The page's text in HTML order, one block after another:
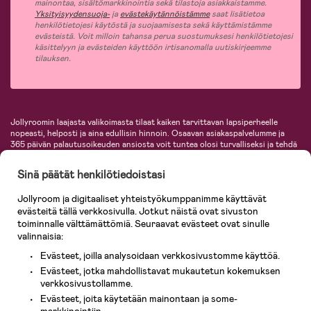
mainontaa, sisältömarkkinointia sekä tilastoja asiakkaistamme.
Yksityisyydensuoja-jaevästekäytännöistämmesaat lisätietoa
henkilötietojesi käytöstä ja suojaamisesta sekä käyttämistämme
evästeistä. Voit milloin tahansa perua suostumuksesi henkilötietojesi
käsittelyyn ja evästeiden käyttöön irtisanomalla uutiskirjeemme
tilauksen.
Jollyroomin laajasta valikoimasta tilaat kaiken tarvittavan lapsiperheelle
nopeasti, helposti ja aina edullisin hinnoin. Osaavan asiakaspalvelumme ja
365 päivän palautusoikeuden ansiosta voit tuntea olosi turvalliseksi ja tehdä
vaatteet vauvoille ja lapsille, inspiroivia sisustustuotteita lastenhuoneeseen,
lastentarvikkeita sekä paljon muuta. Meiltä löydät lukuisia tunnettuja
KidKraft, Ergobaby, Philips Avent, Neonate, Cybex, LEGO ja monia muita!
Tervetuloa shoppailemaan Pohjoismaiden suurimpaan lastentarvikkeiden
verkkokauppaan!
Sinä päätät henkilötiedoistasi
Jollyroom ja digitaaliset yhteistyökumppanimme käyttävät
evästeitä tällä verkkosivulla. Jotkut näistä ovat sivuston
toiminnalle välttämättömiä. Seuraavat evästeet ovat sinulle
valinnaisia:
Evästeet, joilla analysoidaan verkkosivustomme käyttöä.
Evästeet, jotka mahdollistavat mukautetun kokemuksen
verkkosivustollamme.
Evästeet, joita käytetään mainontaan ja some-